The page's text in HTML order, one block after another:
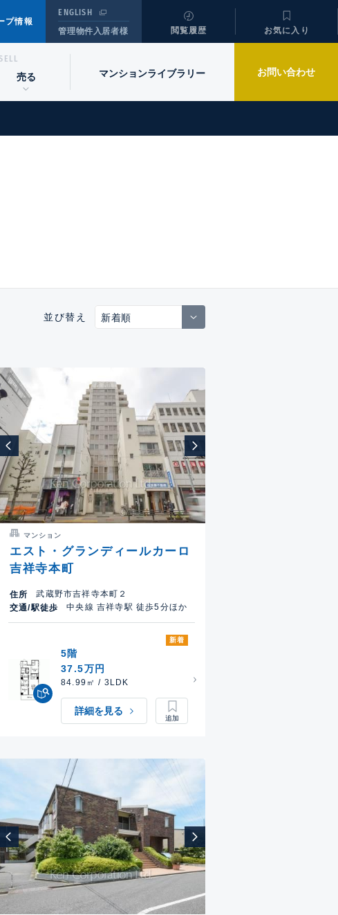
プ情報
ENGLISH
管理物件入居者様
閲覧履歴 お気に入り
売る マンションライブラリー お問い合わせ
並び替え
マンション
エスト・グランディールカーロ
吉祥寺本町
住所
武蔵野市吉祥寺本町２
交通/駅徒歩
中央線 吉祥寺駅 徒歩5分ほか
新着
5階
37.5万円
84.99㎡ / 3LDK
詳細を見る